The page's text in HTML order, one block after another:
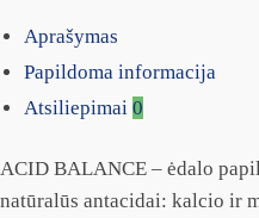
Aprašymas
Papildoma informacija
Atsiliepimai 0
ACID BALANCE – ėdalo
natūralūs antacidai: kalcio ir